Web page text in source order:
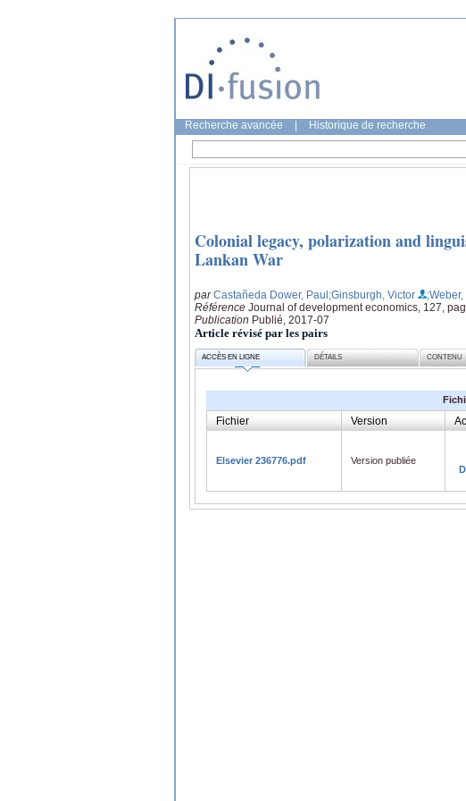
Recherche avancée Historique de recherche
Colonial legacy, polarization and
Lankan War
parCastañeda Dower, Paul;Ginsburgh, Victor
Référence Journal of development economics, 127,
Publication Publié, 2017-07
Article révisé par les pairs
ACCÈS EN LIGNE DÉTAILS CONTENU
Fichier Version
Elsevier 236776.pdf
Version publiée